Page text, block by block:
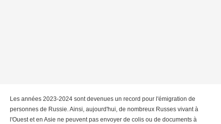
Les années 2023-2024 sont devenues un record pour l'émigration de
personnes de Russie. Ainsi, aujourd'hui, de nombreux Russes vivant à
l'Ouest et en Asie ne peuvent pas envoyer de colis ou de documents à